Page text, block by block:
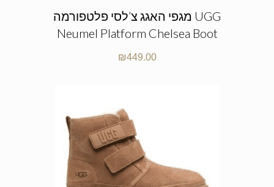
מגפי האגג צ’לסי פלטפורמה UGG
Neumel Platform Chelsea Boot
₪449.00